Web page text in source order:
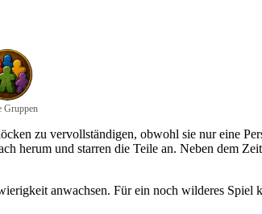
Gruppen
zu vervollständigen, obwohl sie nur eine
herum und starren die Teile an. Neben dem
anwachsen. Für ein noch wilderes Spiel